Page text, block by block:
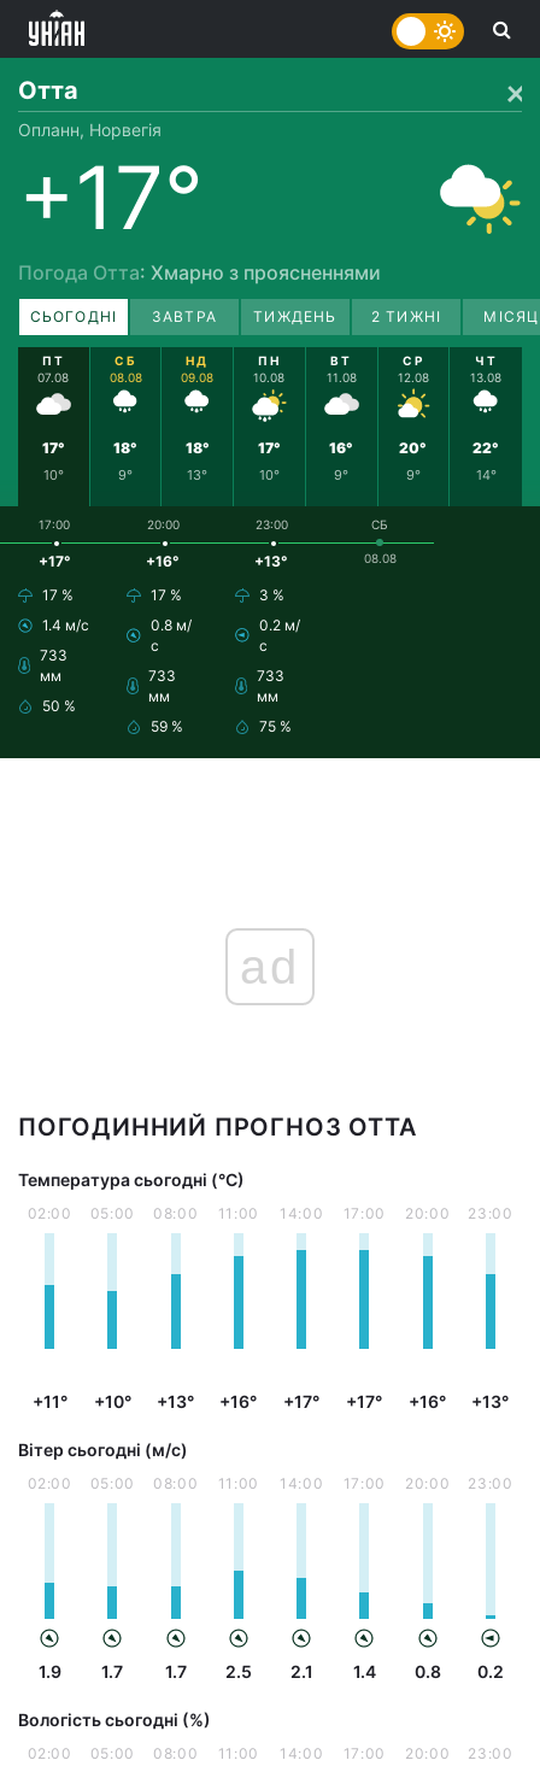
Отта
Опланн, Норвегія
+17°
Погода Отта: Хмарно з проясненнями
СЬОГОДНІ ЗАВТРА ТИЖДЕНЬ 2 ТИЖНІ
ПТ
07.08
17°
10°
СБ
08.08
18°
9°
НД
09.08
18°
13°
ПН
10.08
17°
10°
ВТ
11.08
16°
9°
СР
12.08
20°
9°
ЧТ
13.08
22°
14°
17:00
+17°
17 %
1.4 м/с
733
мм
50 %
20:00
+16°
17 %
0.8 м/
с
733
мм
59 %
23:00
+13°
3 %
0.2 м/
с
733
мм
75 %
СБ
08.08
ad
ПОГОДИННИЙ ПРОГНОЗ ОТТА
Температура сьогодні (°С)
02:00
+11°
05:00
+10°
08:00
+13°
11:00
+16°
14:00
+17°
17:00
+17°
20:00
+16°
23:00
+13°
Вітер сьогодні (м/с)
02:00
1.9
05:00
1.7
08:00
1.7
11:00
2.5
14:00
2.1
17:00
1.4
20:00
0.8
23:00
0.2
Вологість сьогодні (%)
02:00 05:00 08:00 11:00 14:00 17:00 20:00 23:00